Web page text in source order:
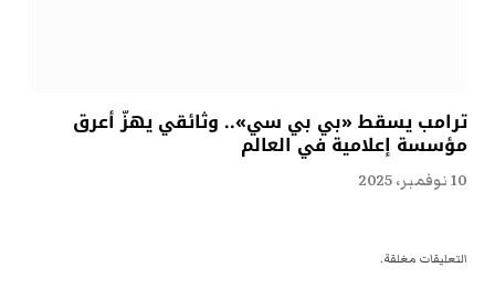
ترامب يسقط «بي بي سي».. وثائقي يهزّ أعرق
مؤسسة إعلامية في العالم
10 نوفمبر، 2025
التعليقات مغلقة.